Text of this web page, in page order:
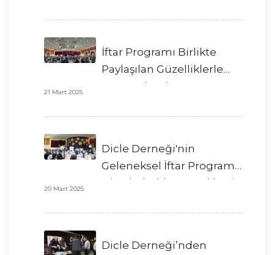
İftar Programı Birlikte
Paylaşılan Güzelliklerle
Tamamlandı
21 Mart 2025
Dicle Derneği'nin
Geleneksel İftar Programı
Diyarbakır’da Gerçekleşti
20 Mart 2025
Dicle Derneği’nden